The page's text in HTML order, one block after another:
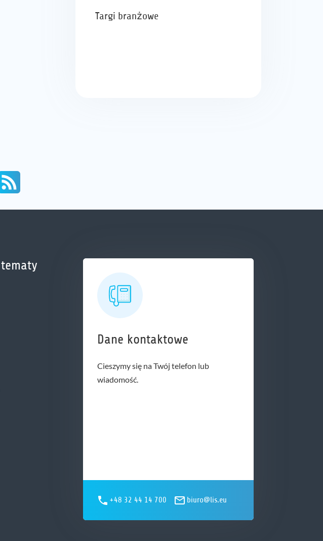
Targi branżowe
Dane kontaktowe
Cieszymy się na Twój telefon lub
wiadomość.
+48 32 44 14 700 biuro@lis.eu